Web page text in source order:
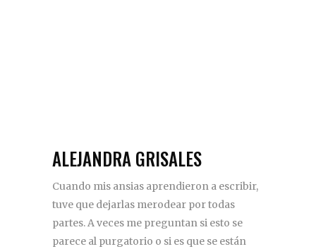
ALEJANDRA GRISALES
Cuando mis ansias aprendieron a escribir,
tuve que dejarlas merodear por todas
partes. A veces me preguntan si esto se
parece al purgatorio o si es que se están